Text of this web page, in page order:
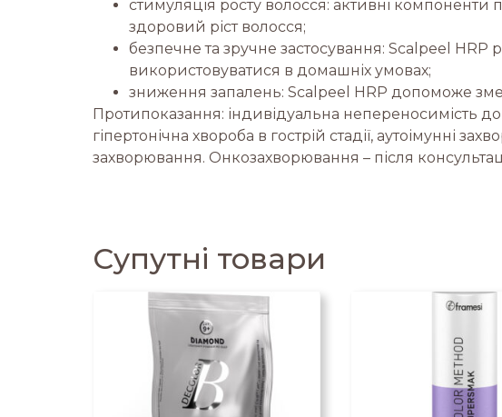
стимуляція росту волосся: активні
здоровий ріст волосся;
безпечне та зручне застосування: Scalpeel
використовуватися в домашніх умовах;
зниження запалень: Scalpeel HRP допоможе
Протипоказання: індивідуальна непереносимість до
гіпертонічна хвороба в гострій стадії, аутоімунні
захворювання. Онкозахворювання – після
Супутні товари